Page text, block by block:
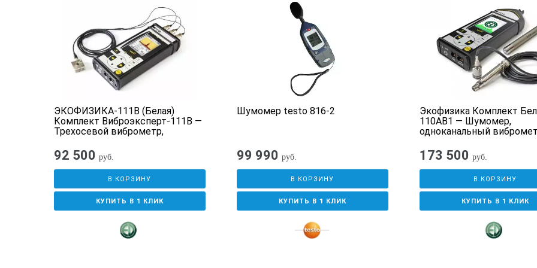
возможности измерения по наличию встроенных измерительных модулей:
— Анализ-1-MF. Встроенный программный модуль 1-канального анализатора спектров (1/3-
фильтры Fh, Wh локальной вибрации);
— Анализ-1-HF. Встроенный программный модуль 1-канального анализатора спектров (1/3-октавный
корректирующие фильтры А, C);
— Анализ-1-LF. Встроенный программный модуль 1-канального анализатора спектров (1/3-
фильтры Fk, Fm, Wb, Wd, Wk, Wm, G общей вибрации и инфразвука);
— Измерительный модуль ЭКОЗВУК;
— Измерительный модуль Общая и Локальная вибрация-1;
— Измерительный модуль Общая и Локальная вибрация-3-DIN;
— Измерительный модуль Электрическое поле 50;
— Измерительный модуль Магнитное поле 50;
одновременное измерение и сохранение в памяти всех параметров. Например, в режимах
измерения звука и инфразвука), «Общая вибрация» и «Локальная вибрация» имеется три варианта
(регистрация исходных временных осциллограмм для последующей постобработки; причем
ЭКОФИЗИКА-111В (Белая)
Комплект Виброэксперт-111В —
Трехосевой виброметр,
92 500 руб.
В КОРЗИНУ
КУПИТЬ В 1 КЛИК
Шумомер testo 816-2
99 990 руб.
В КОРЗИНУ
КУПИТЬ В 1 КЛИК
Экофизика Комплект
110АВ1 — Шумомер,
одноканальный
173 500 руб.
В КОРЗИНУ
КУПИТЬ В 1 КЛИК